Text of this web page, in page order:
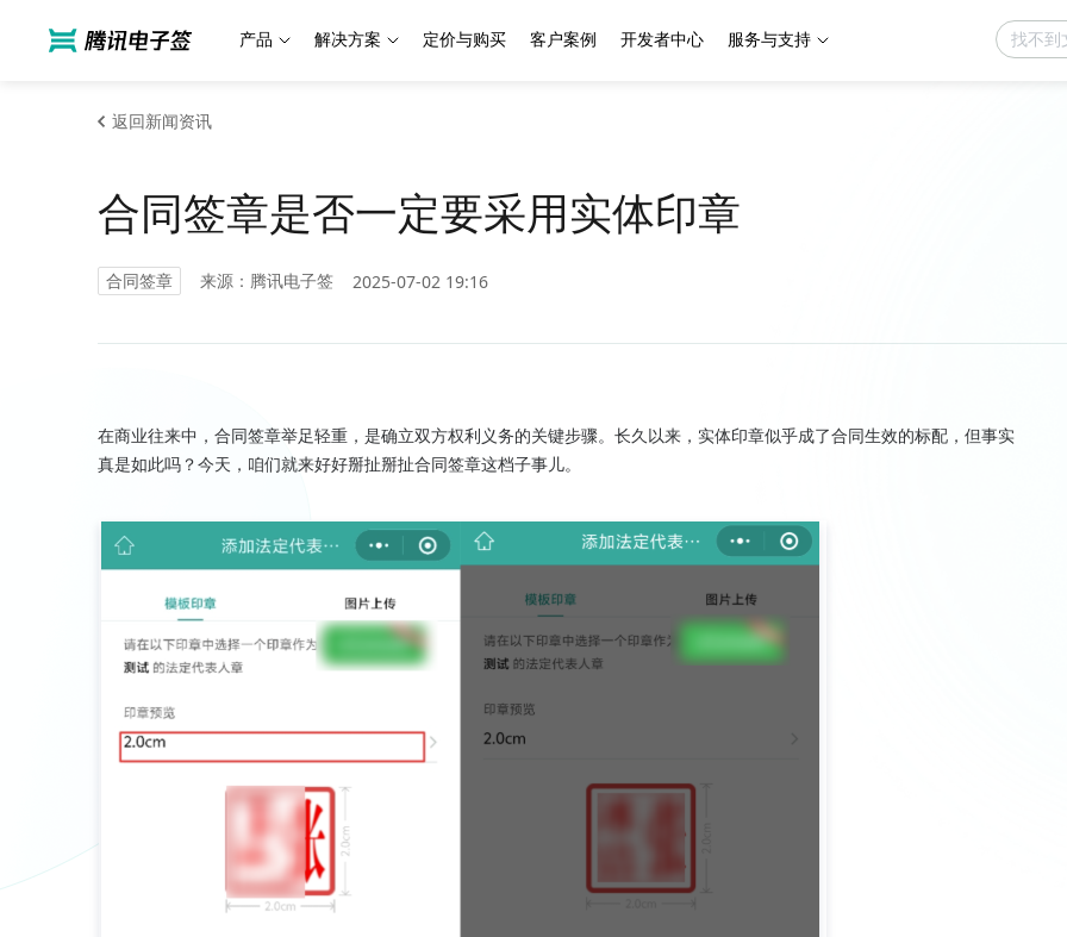
产品 解决方案 定价与购买 客户案例 开发者中心 服务与支持
返回新闻资讯
合同签章是否一定要采用实体印章
合同签章 来源：腾讯电子签 2025-07-02 19:16
在商业往来中，合同签章举足轻重，是确立双方权利义务的关键步骤。长久以来，实体印章似乎成了合同生效的标配，但事实
真是如此吗？今天，咱们就来好好掰扯掰扯合同签章这档子事儿。​